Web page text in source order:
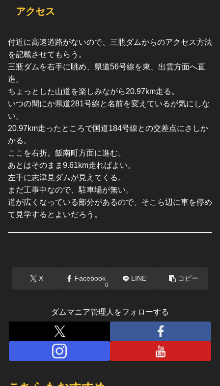
アクセス
付近に高速道路がないので、三瓶ダムからのアクセス方法
を記載させてもらう。
三瓶ダムを右手に眺め、県道56号線を東、出雲方面へ直
進。
ちょっとした山道を楽しみながら20.97km走る。
いつの間にか県道281号線と名前を変えているが気にしな
い。
20.97km走ったところで国道184号線との交差点にさしか
かる。
ここを右折。飯南町方面に進む。
あとはそのまま9.61km走ればよい。
左手に志津見ダムが見えてくる。
まだ工事中なので、駐車場が無い。
道が広くなっている部分があるので、そこら辺に車を停め
て見学するとよいだろう。
X Facebook
0
LINE コピー
ダムマニア管理人をフォローする